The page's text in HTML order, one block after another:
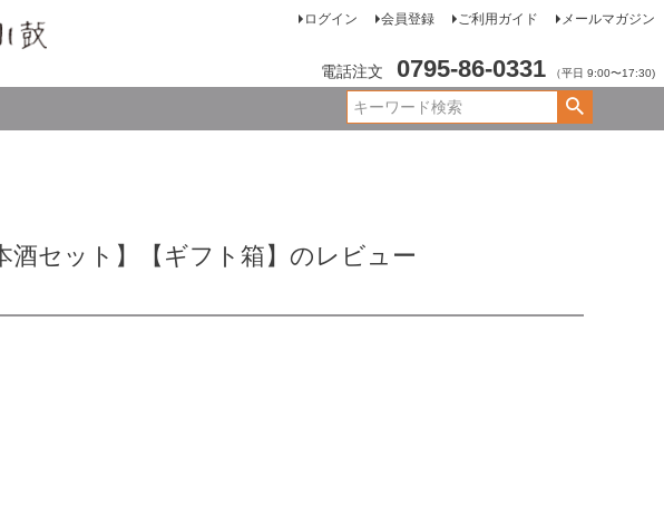
ログイン 会員登録 ご利用ガイド メールマガジン
電話注文 0795-86-0331 （平日 9:00〜17:30)
酒セット】【ギフト箱】のレビュー